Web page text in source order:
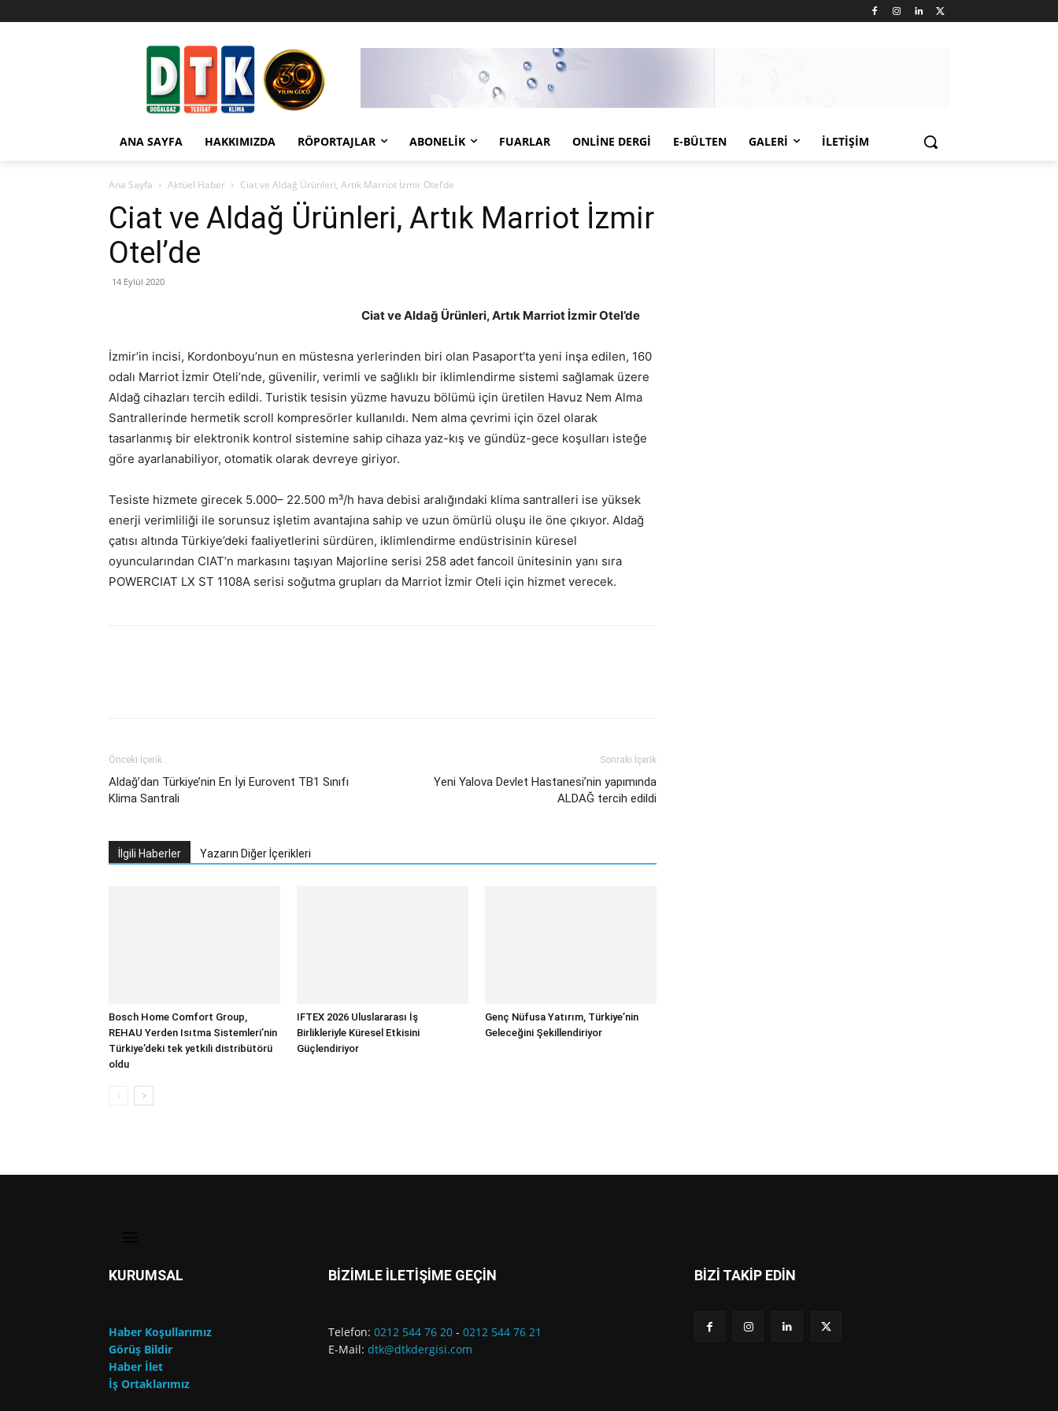
ANA SAYFA HAKKIMIZDA RÖPORTAJLAR ABONELIK FUARLAR ONLINE DERGI E-BÜLTEN GALERI İLETIŞIM
Ana Sayfa Aktüel Haber Ciat ve Aldağ Ürünleri, Artık Marriot İzmir Otel’de
Ciat ve Aldağ Ürünleri, Artık Marriot İzmir
Otel’de
14 Eylül 2020
Ciat ve Aldağ Ürünleri, Artık Marriot İzmir Otel’de
İzmir’in incisi, Kordonboyu’nun en müstesna yerlerinden biri olan Pasaport’ta yeni inşa edilen, 160
odalı Marriot İzmir Oteli’nde, güvenilir, verimli ve sağlıklı bir iklimlendirme sistemi sağlamak üzere
Aldağ cihazları tercih edildi. Turistik tesisin yüzme havuzu bölümü için üretilen Havuz Nem Alma
Santrallerinde hermetik scroll kompresörler kullanıldı. Nem alma çevrimi için özel olarak
tasarlanmış bir elektronik kontrol sistemine sahip cihaza yaz-kış ve gündüz-gece koşulları isteğe
göre ayarlanabiliyor, otomatik olarak devreye giriyor.
Tesiste hizmete girecek 5.000– 22.500 m³/h hava debisi aralığındaki klima santralleri ise yüksek
enerji verimliliği ile sorunsuz işletim avantajına sahip ve uzun ömürlü oluşu ile öne çıkıyor. Aldağ
çatısı altında Türkiye’deki faaliyetlerini sürdüren, iklimlendirme endüstrisinin küresel
oyuncularından CIAT’n markasını taşıyan Majorline serisi 258 adet fancoil ünitesinin yanı sıra
POWERCIAT LX ST 1108A serisi soğutma grupları da Marriot İzmir Oteli için hizmet verecek.
Önceki İçerik
Aldağ’dan Türkiye’nin En İyi Eurovent TB1 Sınıfı
Klima Santrali
Sonraki İçerik
Yeni Yalova Devlet Hastanesi’nin yapımında
ALDAĞ tercih edildi
İlgili Haberler Yazarın Diğer İçerikleri
Bosch Home Comfort Group,
REHAU Yerden Isıtma Sistemleri’nin
Türkiye’deki tek yetkili distribütörü
oldu
IFTEX 2026 Uluslararası İş
Birlikleriyle Küresel Etkisini
Güçlendiriyor
Genç Nüfusa Yatırım, Türkiye’nin
Geleceğini Şekillendiriyor
KURUMSAL
Haber Koşullarımız
Görüş Bildir
Haber İlet
İş Ortaklarımız
BİZİMLE İLETİŞİME GEÇİN
Telefon: 0212 544 76 20 - 0212 544 76 21
E-Mail: dtk@dtkdergisi.com
BİZİ TAKİP EDİN